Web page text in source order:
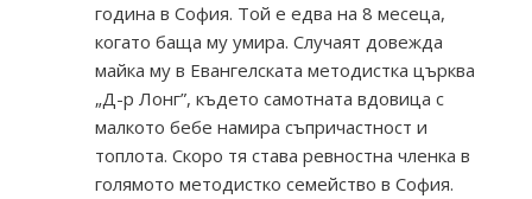
година в София. Той е едва на 8 месеца,
когато баща му умира. Случаят довежда
майка му в Евангелската методистка църква
„Д-р Лонг”, където самотната вдовица с
малкото бебе намира съпричастност и
топлота. Скоро тя става ревностна членка в
голямото методистко семейство в София.